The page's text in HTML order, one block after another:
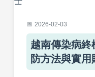
2026-02-03
越南傳染病
防方法與實用